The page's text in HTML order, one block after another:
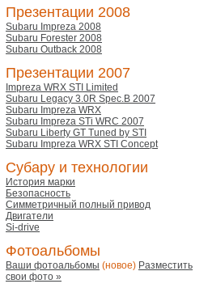
Презентации 2008
Subaru Impreza 2008
Subaru Forester 2008
Subaru Outback 2008
Презентации 2007
Impreza WRX STI Limited
Subaru Legacy 3.0R Spec.B 2007
Subaru Impreza WRX
Subaru Impreza STi WRC 2007
Subaru Liberty GT Tuned by STI
Subaru Impreza WRX STI Concept
Субару и технологии
История марки
Безопасность
Симметричный полный привод
Двигатели
Si-drive
Фотоальбомы
Ваши фотоальбомы (новое) Разместить
свои фото »